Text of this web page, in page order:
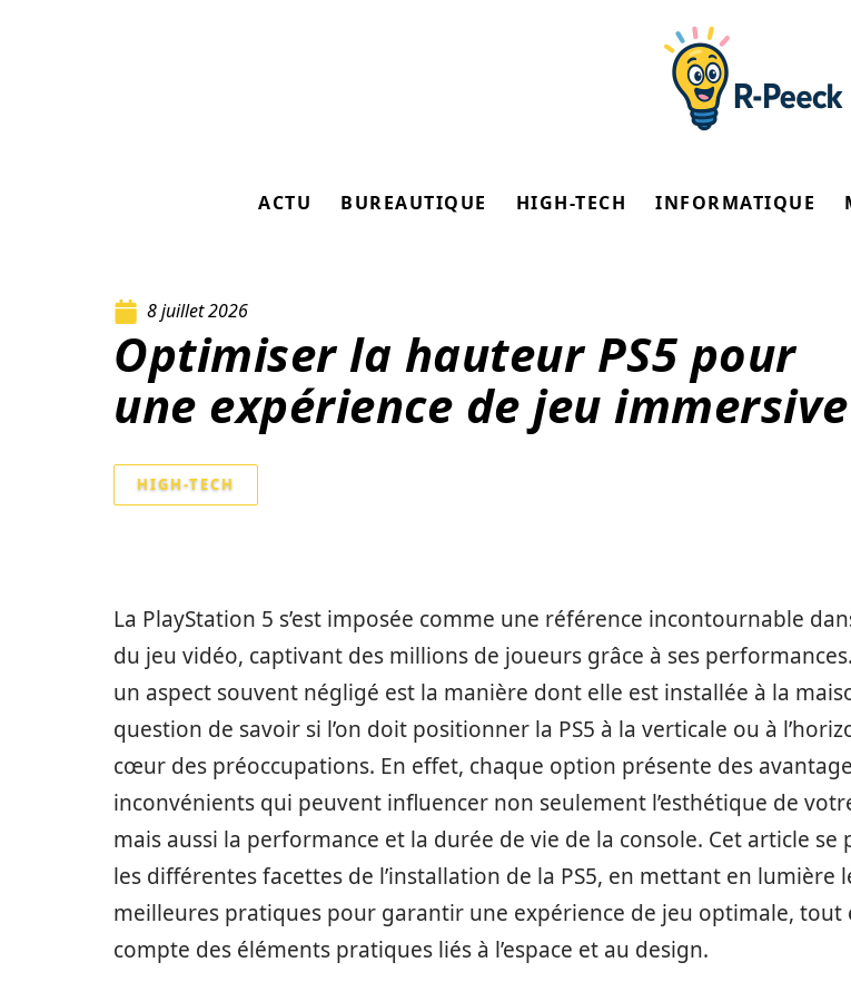
ACTU BUREAUTIQUE HIGH-TECH INFORMATIQUE
8 juillet 2026
Optimiser la hauteur PS5 pour
une expérience de jeu immersive
HIGH-TECH
La PlayStation 5 s’est imposée comme une référence incontournable
du jeu vidéo, captivant des millions de joueurs grâce à ses
un aspect souvent négligé est la manière dont elle est installée à la
question de savoir si l’on doit positionner la PS5 à la verticale ou à
cœur des préoccupations. En effet, chaque option présente des
inconvénients qui peuvent influencer non seulement l’esthétique de
mais aussi la performance et la durée de vie de la console. Cet article se
les différentes facettes de l’installation de la PS5, en mettant en lumière
meilleures pratiques pour garantir une expérience de jeu optimale, tout
compte des éléments pratiques liés à l’espace et au design.